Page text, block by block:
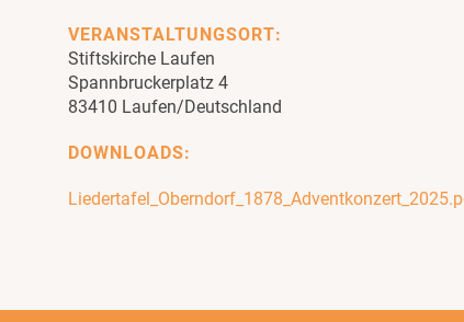
VERANSTALTUNGSORT:
Stiftskirche Laufen
Spannbruckerplatz 4
83410 Laufen/Deutschland
DOWNLOADS: